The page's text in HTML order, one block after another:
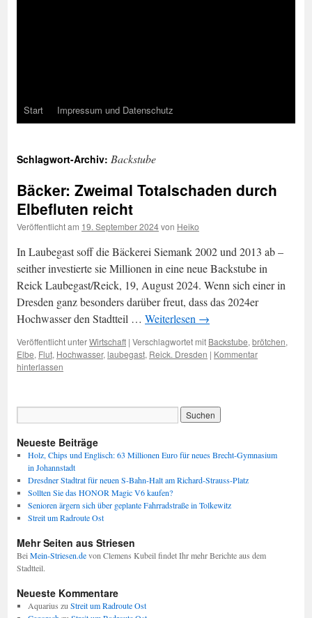
Start Impressum und Datenschutz
Schlagwort-Archiv: Backstube
Bäcker: Zweimal Totalschaden durch
Elbefluten reicht
Veröffentlicht am 19. September 2024von Heiko
In Laubegast soff die Bäckerei Siemank 2002 und 2013 ab –
seither investierte sie Millionen in eine neue Backstube in
Reick Laubegast/Reick, 19, August 2024. Wenn sich einer in
Dresden ganz besonders darüber freut, dass das 2024er
Hochwasser den Stadtteil … Weiterlesen →
Veröffentlicht unterWirtschaft | Verschlagwortet mit Backstube, brötchen,
Elbe, Flut, Hochwasser, laubegast, Reick. Dresden | Kommentar
hinterlassen
Neueste Beiträge
Holz, Chips und Englisch: 63 Millionen Euro für neues Brecht-Gymnasium
in Johannstadt
Dresdner Stadtrat für neuen S-Bahn-Halt am Richard-Strauss-Platz
Sollten Sie das HONOR Magic V6 kaufen?
Senioren ärgern sich über geplante Fahrradstraße in Tolkewitz
Streit um Radroute Ost
Mehr Seiten aus Striesen
Bei Mein-Striesen.devon Clemens Kubeil findet Ihr mehr Berichte aus dem
Stadtteil.
Neueste Kommentare
Aquarius zu Streit um Radroute Ost